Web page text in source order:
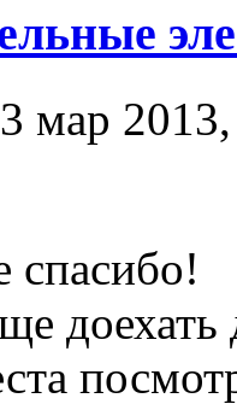
мар
спасибо!